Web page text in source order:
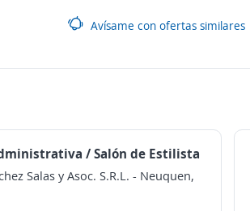
Avísame con ofertas similares
/ Salón de Estilista
Salas y Asoc. S.R.L. - Neuquen,